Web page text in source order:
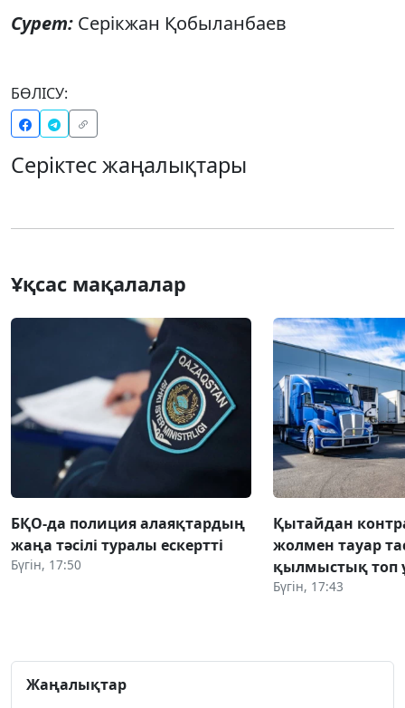
Сурет: Серікжан Қобыланбаев
БӨЛІСУ:
Серіктес жаңалықтары
Ұқсас мақалалар
БҚО-да полиция алаяқтардың
жаңа тәсілі туралы ескертті
Бүгін, 17:50
Қытайдан
жолмен тауар
қылмыстық топ
Бүгін, 17:43
Жаңалықтар